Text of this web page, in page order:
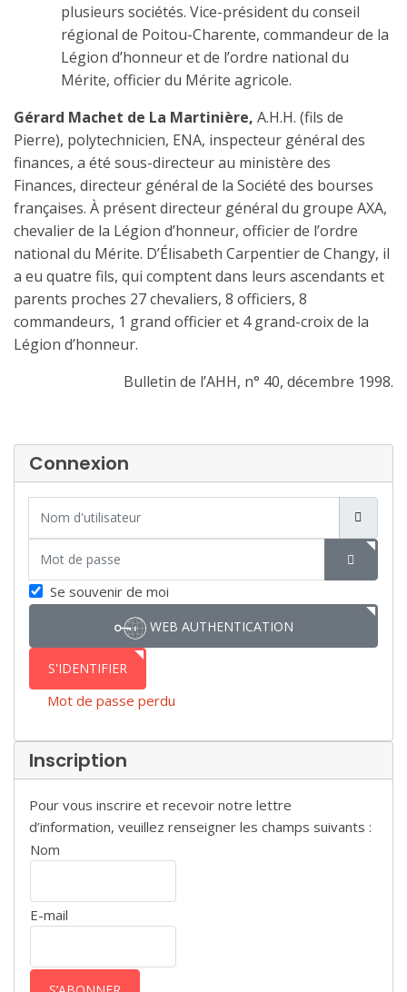
plusieurs sociétés. Vice-président du conseil
régional de Poitou-Charente, commandeur de la
Légion d’honneur et de l’ordre national du
Mérite, officier du Mérite agricole.
Gérard Machet de La Martinière, A.H.H. (fils de
Pierre), polytechnicien, ENA, inspecteur général des
finances, a été sous-directeur au ministère des
Finances, directeur général de la Société des bourses
françaises. À présent directeur général du groupe AXA,
chevalier de la Légion d’honneur, officier de l’ordre
national du Mérite. D’Élisabeth Carpentier de Changy, il
a eu quatre fils, qui comptent dans leurs ascendants et
parents proches 27 chevaliers, 8 officiers, 8
commandeurs, 1 grand officier et 4 grand-croix de la
Légion d’honneur.
Bulletin de l’AHH, n° 40, décembre 1998.
Connexion
SHOW
Se souvenir de moi
WEB AUTHENTICATION
S'IDENTIFIER
Mot de passe perdu
Inscription
Pour vous inscrire et recevoir notre lettre
d’information, veuillez renseigner les champs suivants :
Nom
E-mail